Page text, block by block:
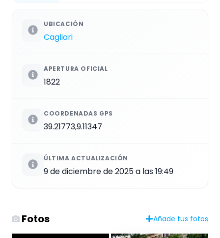
UBICACIÓN
Cagliari
APERTURA OFICIAL
1822
COORDENADAS GPS
39.21773,9.11347
ÚLTIMA ACTUALIZACIÓN
9 de diciembre de 2025 a las 19:49
Fotos Añade tus fotos